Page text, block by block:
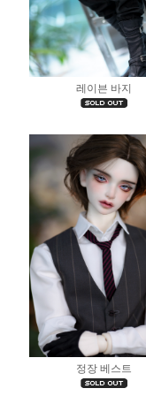
레이븐 바지
정장 베스트